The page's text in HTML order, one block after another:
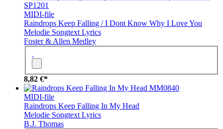
SP1201
MIDI-file
Raindrops Keep Falling / I Dont Know Why I Love You
Melodie Songtext Lyrics
Foster & Allen Medley
8,82 €*
MM0840
MIDI-file
Raindrops Keep Falling In My Head
Melodie Songtext Lyrics
B.J. Thomas